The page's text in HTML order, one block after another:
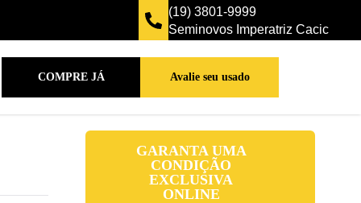
(19) 3801-9999
Seminovos Imperatriz Cacic
COMPRE JÁ Avalie seu usado
GARANTA UMA
CONDIÇÃO
EXCLUSIVA
ONLINE